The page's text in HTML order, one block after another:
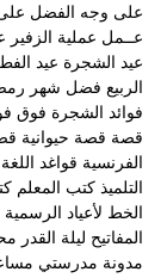
على وجه الفضل
عــمل عملية الزفير
عيد الشجرة عيد
الربيع فضل شهر
فوائد الشجرة فوق
قصة قصة حيوانية
الفرنسية قواغد اللغة
التلميذ كتب المعلم
الخط لأعياد الرسمية
المفاتيح ليلة القدر
مدونة مدرستي